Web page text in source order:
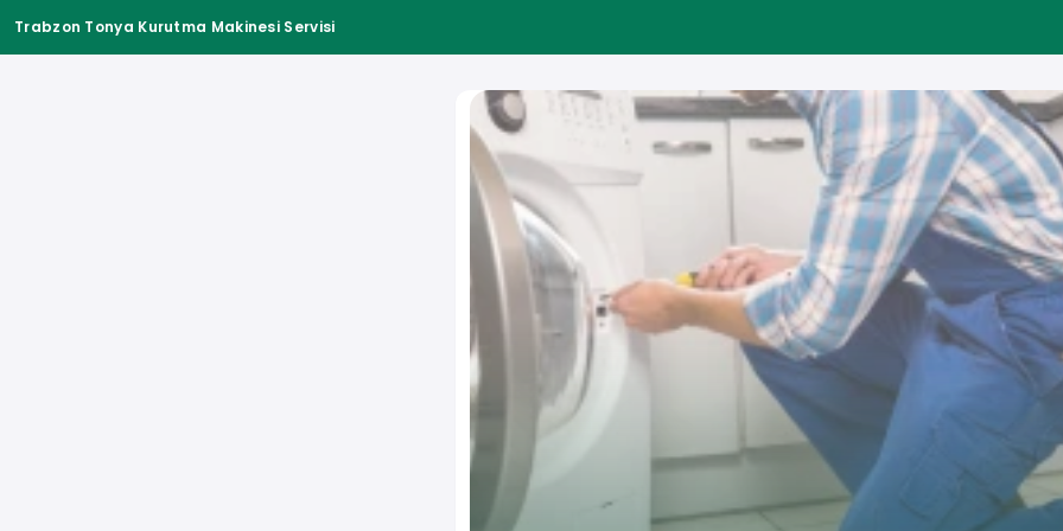
Trabzon Tonya Kurutma Makinesi Servisi